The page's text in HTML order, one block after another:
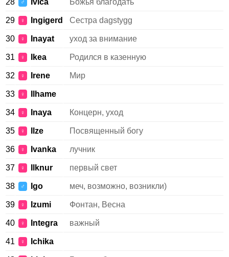
28 ♂ Ivica Божья благодать
29 ♀ Ingigerd Сестра dagstygg
30 ♀ Inayat уход за внимание
31 ♀ Ikea Родился в казенную
32 ♀ Irene Мир
33 ♀ Ilhame
34 ♀ Inaya Концерн, уход
35 ♀ Ilze Посвященный богу
36 ♀ Ivanka лучник
37 ♀ Ilknur первый свет
38 ♂ Igo меч, возможно, возникли)
39 ♀ Izumi Фонтан, Весна
40 ♀ Integra важный
41 ♀ Ichika